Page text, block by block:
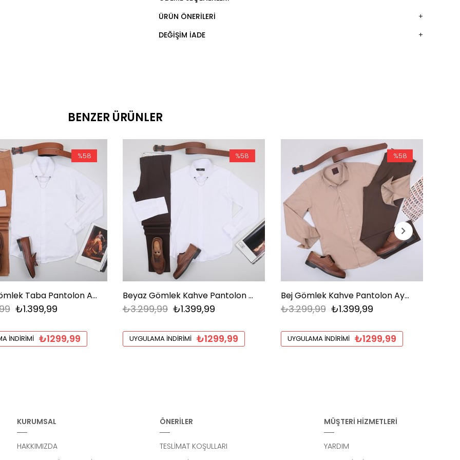
ÜRÜN ÖNERILERI
DEĞIŞIM İADE
BENZER ÜRÜNLER
Beyaz Gömlek Taba Pantolon Ayakkabı Kombin
₺1.399,99
İNDIRIMI ₺1299,99
%58
Beyaz Gömlek Kahve Pantolon Ayakkabı Kombin
₺1.399,99
₺3.299,99
UYGULAMA İNDIRIMI ₺1299,99
%58
Bej Gömlek Kahve Pantolon Ayakkabı Kombin
₺1.399,99
₺3.299,99
UYGULAMA İNDIRIMI ₺1299,99
%58
KURUMSAL
HAKKIMIZDA
ÖNERİLER
TESLİMAT KOŞULLARI
MÜŞTERİ HİZMETLERİ
YARDIM